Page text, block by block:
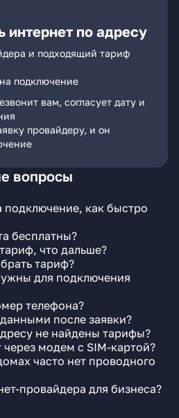
интернет по адресу
и подходящий тариф
подключение
вам, согласует дату и
провайдеру, и он
вопросы
подключение, как быстро
бесплатны?
что дальше?
тариф?
для подключения
телефона?
после заявки?
не найдены тарифы?
через модем с SIM-картой?
часто нет проводного
провайдера для бизнеса?